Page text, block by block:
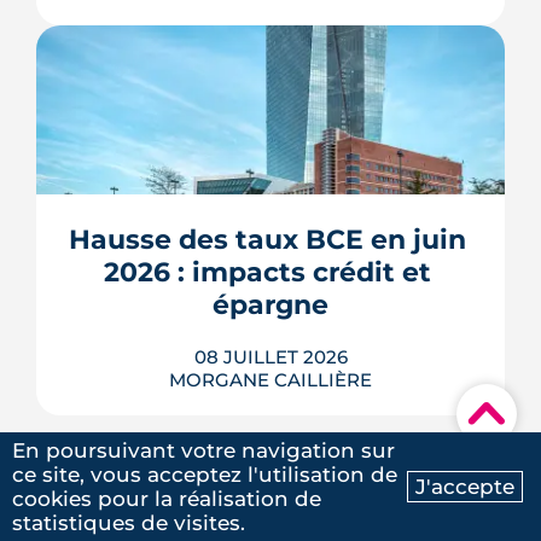
Ma recherche Contactez-nous
▾
Laure G.| le 20 Mai 2025
À l'échelle de Toulouse, la température
nocturne peut varier de plusieurs
degrés d'un secteur à l'autre lors des
fortes chaleurs : Météo-France
pouvant atteindre 4 °C après une
journée d'été fortement ensoleillée.
Densité minérale, hauteur du bâti, v�...
LIRE L'ARTICLE
Hausse des taux BCE en juin
2026 : impacts crédit et
épargne
08 JUILLET 2026
MORGANE CAILLIÈRE
Le 11 juin 2026, la BCE a relevé ses trois
taux directeurs de 25 points de base,
En poursuivant votre navigation sur
ce site, vous acceptez l'utilisation de
cookies pour la réalisation de
statistiques de visites.
J'accepte